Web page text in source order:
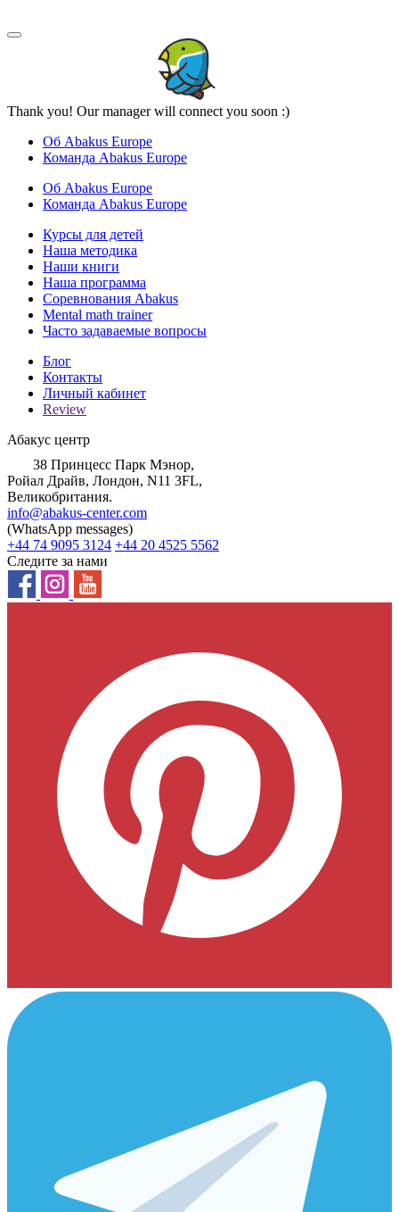
Thank you! Our manager will connect you soon :)
Об Abakus Europe
Команда Abakus Europe
Об Abakus Europe
Команда Abakus Europe
Курсы для детей
Наша методика
Наши книги
Наша программа
Соревнования Abakus
Mental math trainer
Часто задаваемые вопросы
Блог
Контакты
Личный кабинет
Review
Абакус центр
38 Принцесс Парк Мэнор,
Ройал Драйв, Лондон, N11 3FL,
Великобритания.
info@abakus-center.com
(WhatsApp messages)
+44 74 9095 3124 +44 20 4525 5562
Следите за нами